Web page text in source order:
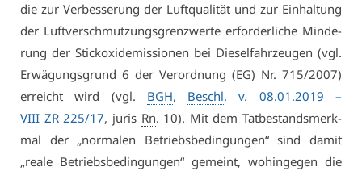
die zur Ver­bes­se­rung der Luft­qua­li­tät und zur Ein­hal­tung
der Luft­ver­schmut­zungs­grenz­wer­te er­for­der­li­che Min­de­
rung der Stick­oxid­emis­sio­nen bei Die­sel­fahr­zeu­gen (vgl.
Er­wä­gungs­grund 6 der Ver­ord­nung (EG) Nr. 715/2007)
er­reicht wird (vgl. BGH, Beschl. v. 08.01.2019 –
VI­II ZR 225/17, ju­ris Rn. 10). Mit dem Tat­be­stands­merk­
mal der „nor­ma­len Be­triebs­be­din­gun­gen“ sind da­mit
„rea­le Be­triebs­be­din­gun­gen“ ge­meint, wo­hin­ge­gen die